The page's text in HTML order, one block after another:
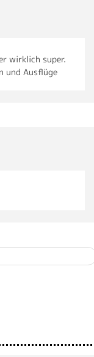
wirklich super.
und Ausflüge